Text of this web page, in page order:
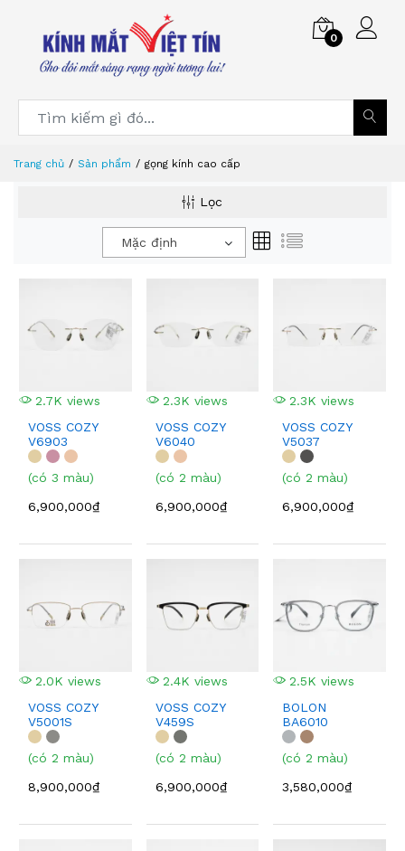
0
Trang chủ Sản phẩm gọng kính cao cấp
Lọc
Mặc định
2.7K views
VOSS COZY
V6903
(có 3 màu)
6,900,000₫
2.3K views
VOSS COZY
V6040
(có 2 màu)
6,900,000₫
2.3K views
VOSS COZY
V5037
(có 2 màu)
6,900,000₫
2.0K views
VOSS COZY
V5001S
(có 2 màu)
8,900,000₫
2.4K views
VOSS COZY
V459S
(có 2 màu)
6,900,000₫
2.5K views
BOLON
BA6010
(có 2 màu)
3,580,000₫